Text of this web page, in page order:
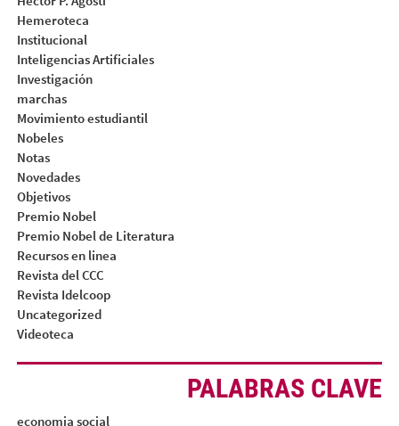
Hemeroteca
Institucional
Inteligencias Artificiales
Investigación
marchas
Movimiento estudiantil
Nobeles
Notas
Novedades
Objetivos
Premio Nobel
Premio Nobel de Literatura
Recursos en linea
Revista del CCC
Revista Idelcoop
Uncategorized
Videoteca
PALABRAS CLAVE
economia social